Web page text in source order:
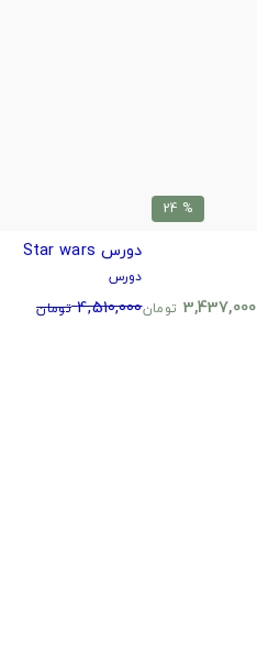
% 24
3,437,000 تومان
دورس Star wars
دورس
4,510,000 تومان